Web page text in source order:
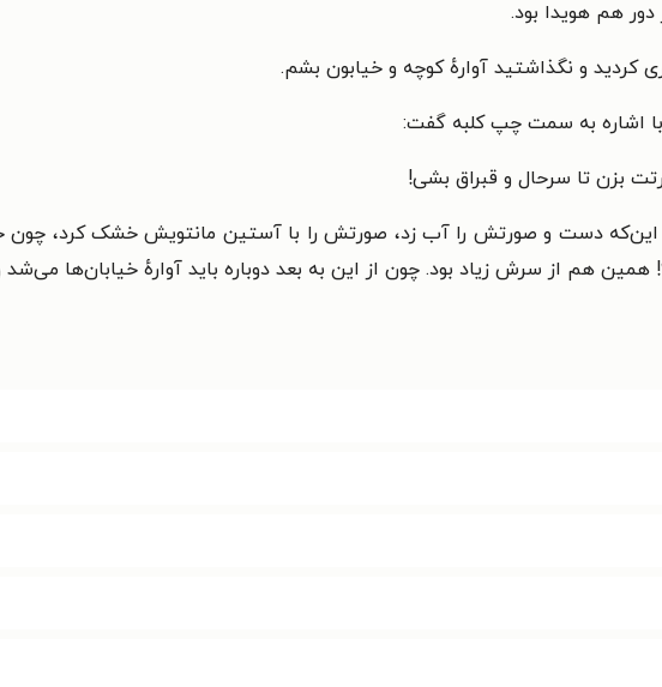
هم هویدا بود.
کردید و نگذاشتید آوارهٔ کوچه و خیابون بشم.
با اشاره به سمت چپ کلبه گفت:
بزن تا سرحال و قبراق بشی!
دست و صورتش را آب زد، صورتش را با آستین مانتویش خشک کرد، چون
همین هم از سرش زیاد بود. چون از این به بعد دوباره باید آوارهٔ خیابان‌ها